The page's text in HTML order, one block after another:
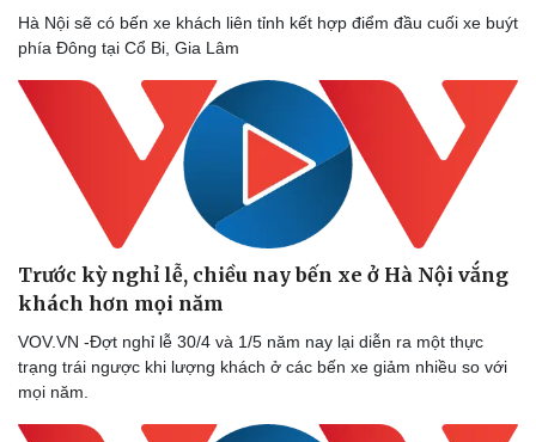
Văn hóa
Sân khấu - Điện ảnh
Nghệ sĩ
Hà Nội sẽ có bến xe khách liên tỉnh kết hợp điểm đầu cuối xe buýt
phía Đông tại Cổ Bi, Gia Lâm
Trước kỳ nghỉ lễ, chiều nay bến xe ở Hà Nội vắng
khách hơn mọi năm
VOV.VN -Đợt nghỉ lễ 30/4 và 1/5 năm nay lại diễn ra một thực
trạng trái ngược khi lượng khách ở các bến xe giảm nhiều so với
mọi năm.